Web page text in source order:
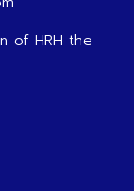
of HRH the